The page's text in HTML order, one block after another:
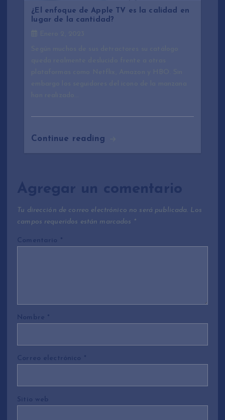
¿El enfoque de Apple TV es la calidad en
lugar de la cantidad?
Continue reading
Agregar un comentario
Tu dirección de correo electrónico no será publicada. Los
campos requeridos están marcados *
Comentario *
Nombre *
Correo electrónico *
Sitio web